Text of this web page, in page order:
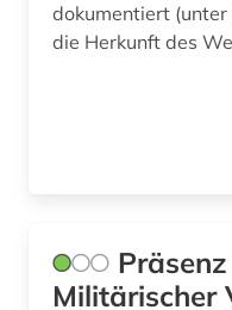
dokumentiert
die Herkunft des
Militärischer